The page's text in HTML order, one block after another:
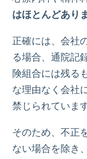
はほとんどあり
正確には、会社
る場合、通院記
険組合には残る
な理由なく会社
禁じられています
そのため、不正
ない場合を除き